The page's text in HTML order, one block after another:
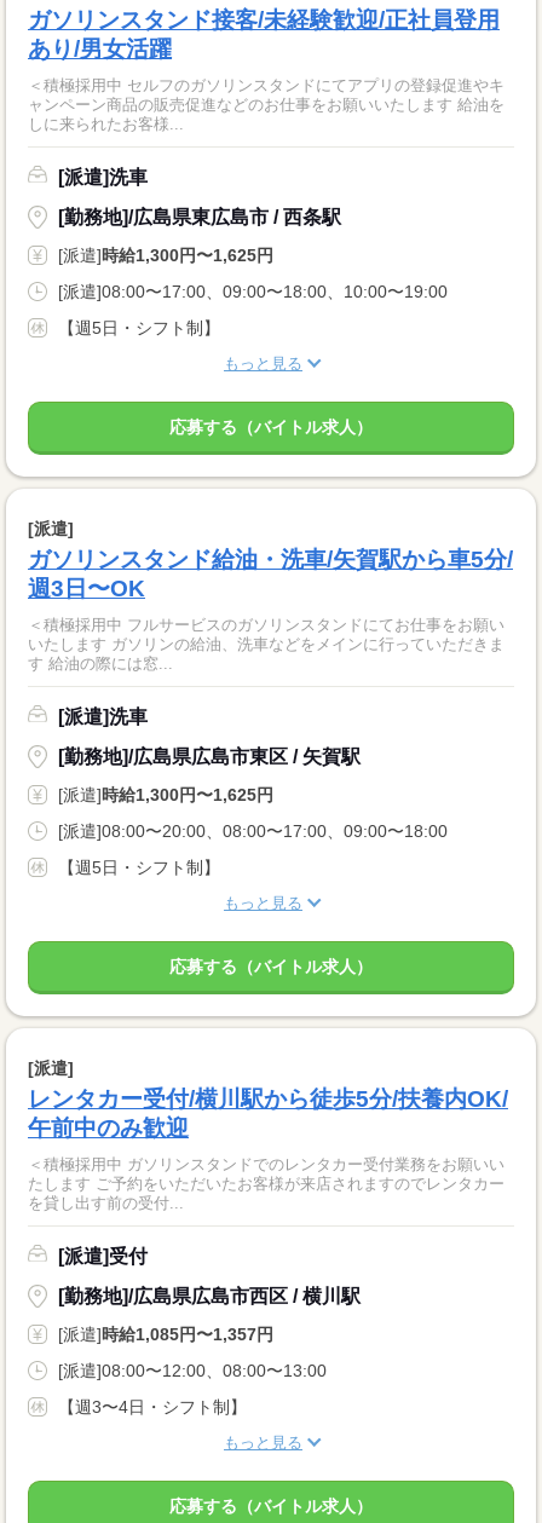
ガソリンスタンド接客/未経験歓迎/正社員登用
あり/男女活躍
＜積極採用中 セルフのガソリンスタンドにてアプリの登録促進やキ
ャンペーン商品の販売促進などのお仕事をお願いいたします 給油を
しに来られたお客様...
[派遣]洗車
[勤務地]/広島県東広島市 / 西条駅
[派遣]時給1,300円〜1,625円
[派遣]08:00〜17:00、09:00〜18:00、10:00〜19:00
【週5日・シフト制】
もっと見る
応募する（バイトル求人）
[派遣]
ガソリンスタンド給油・洗車/矢賀駅から車5分/
週3日〜OK
＜積極採用中 フルサービスのガソリンスタンドにてお仕事をお願い
いたします ガソリンの給油、洗車などをメインに行っていただきま
す 給油の際には窓...
[派遣]洗車
[勤務地]/広島県広島市東区 / 矢賀駅
[派遣]時給1,300円〜1,625円
[派遣]08:00〜20:00、08:00〜17:00、09:00〜18:00
【週5日・シフト制】
もっと見る
応募する（バイトル求人）
[派遣]
レンタカー受付/横川駅から徒歩5分/扶養内OK/
午前中のみ歓迎
＜積極採用中 ガソリンスタンドでのレンタカー受付業務をお願いい
たします ご予約をいただいたお客様が来店されますのでレンタカー
を貸し出す前の受付...
[派遣]受付
[勤務地]/広島県広島市西区 / 横川駅
[派遣]時給1,085円〜1,357円
[派遣]08:00〜12:00、08:00〜13:00
【週3〜4日・シフト制】
もっと見る
応募する（バイトル求人）